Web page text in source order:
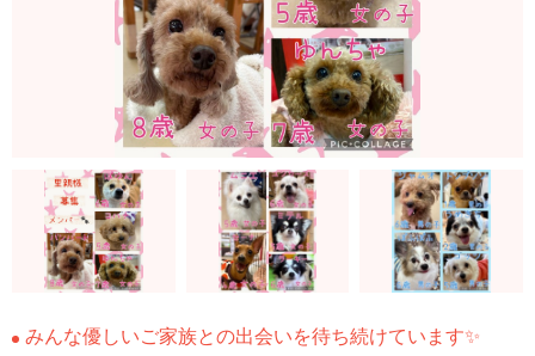
みんな優しいご家族との出会いを待ち続けています✨